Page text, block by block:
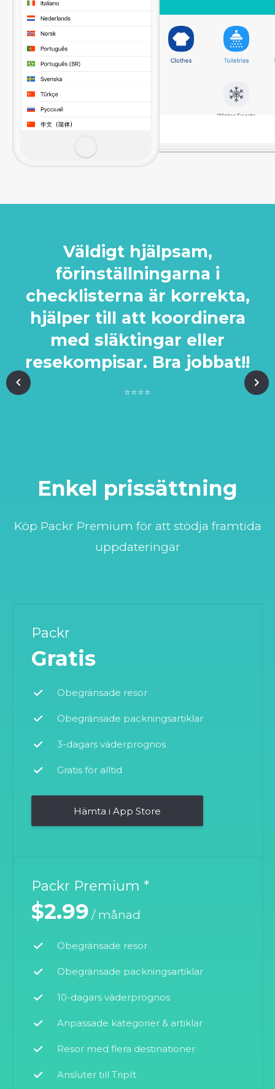
Väldigt hjälpsam,
förinställningarna i
checklisterna är korrekta,
hjälper till att koordinera
med släktingar eller
resekompisar. Bra jobbat!!
⭐️⭐️⭐️⭐️
Enkel prissättning
Köp Packr Premium för att stödja framtida
uppdateringar
Packr
Gratis
Obegränsade resor
Obegränsade packningsartiklar
3-dagars väderprognos
Gratis för alltid
Hämta i App Store
Packr Premium *
$2.99 / månad
Obegränsade resor
Obegränsade packningsartiklar
10-dagars väderprognos
Anpassade kategorier & artiklar
Resor med flera destinationer
Ansluter till TripIt